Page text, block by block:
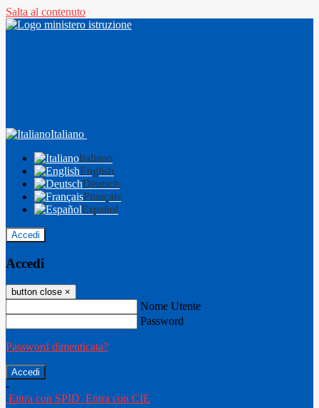
Salta al contenuto
Italiano
Italiano
English
Deutsch
Français
Español
Accedi
Accedi
button close ×
Nome Utente
Password
Password dimenticata?
-
Entra con SPID Entra con CIE